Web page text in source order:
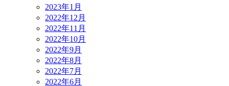
2023年1月
2022年12月
2022年11月
2022年10月
2022年9月
2022年8月
2022年7月
2022年6月